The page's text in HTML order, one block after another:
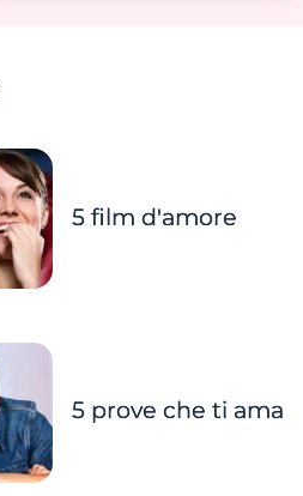
5 film d'amore
5 prove che ti ama